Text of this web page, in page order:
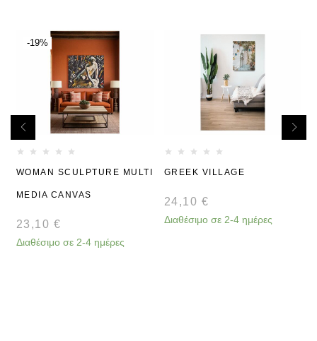
-19%
WOMAN SCULPTURE MULTI
MEDIA CANVAS
23,10 €
Διαθέσιμο σε 2-4 ημέρες
GREEK VILLAGE
24,10 €
Διαθέσιμο σε 2-4 ημέρες